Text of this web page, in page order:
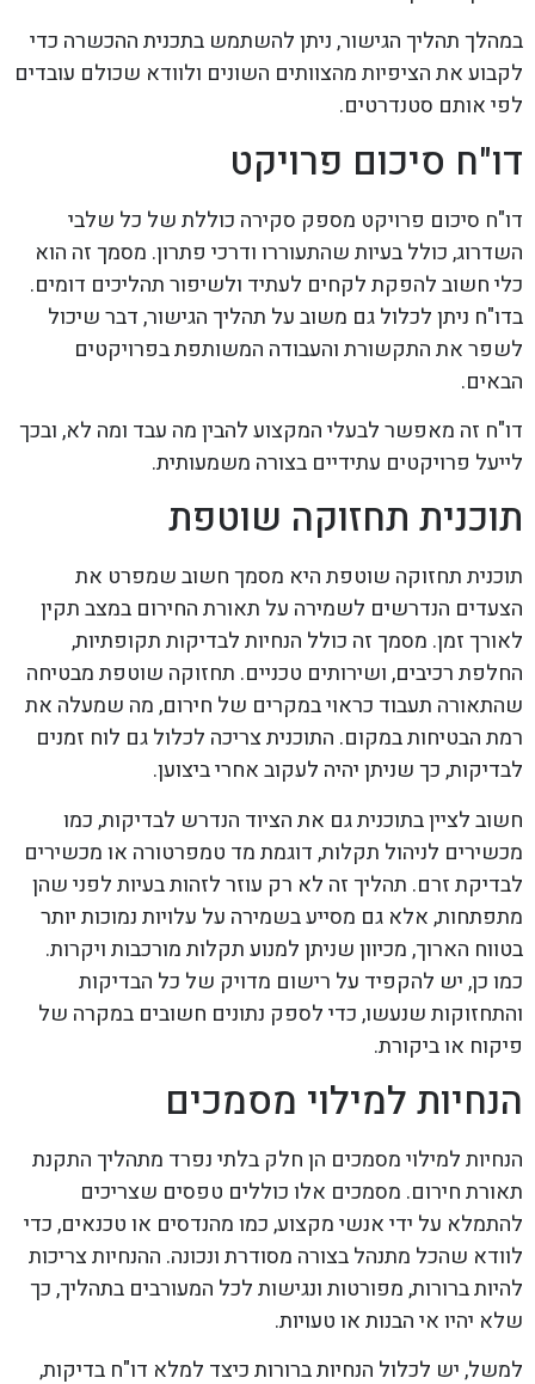
במהלך תהליך הגישור, ניתן להשתמש בתכנית ההכשרה כדי
לקבוע את הציפיות מהצוותים השונים ולוודא שכולם עובדים
לפי אותם סטנדרטים.
דו"ח סיכום פרויקט
דו"ח סיכום פרויקט מספק סקירה כוללת של כל שלבי
השדרוג, כולל בעיות שהתעוררו ודרכי פתרון. מסמך זה הוא
כלי חשוב להפקת לקחים לעתיד ולשיפור תהליכים דומים.
בדו"ח ניתן לכלול גם משוב על תהליך הגישור, דבר שיכול
לשפר את התקשורת והעבודה המשותפת בפרויקטים
הבאים.
דו"ח זה מאפשר לבעלי המקצוע להבין מה עבד ומה לא, ובכך
לייעל פרויקטים עתידיים בצורה משמעותית.
תוכנית תחזוקה שוטפת
תוכנית תחזוקה שוטפת היא מסמך חשוב שמפרט את
הצעדים הנדרשים לשמירה על תאורת החירום במצב תקין
לאורך זמן. מסמך זה כולל הנחיות לבדיקות תקופתיות,
החלפת רכיבים, ושירותים טכניים. תחזוקה שוטפת מבטיחה
שהתאורה תעבוד כראוי במקרים של חירום, מה שמעלה את
רמת הבטיחות במקום. התוכנית צריכה לכלול גם לוח זמנים
לבדיקות, כך שניתן יהיה לעקוב אחרי ביצוען.
חשוב לציין בתוכנית גם את הציוד הנדרש לבדיקות, כמו
מכשירים לניהול תקלות, דוגמת מד טמפרטורה או מכשירים
לבדיקת זרם. תהליך זה לא רק עוזר לזהות בעיות לפני שהן
מתפתחות, אלא גם מסייע בשמירה על עלויות נמוכות יותר
בטווח הארוך, מכיוון שניתן למנוע תקלות מורכבות ויקרות.
כמו כן, יש להקפיד על רישום מדויק של כל הבדיקות
והתחזוקות שנעשו, כדי לספק נתונים חשובים במקרה של
פיקוח או ביקורת.
הנחיות למילוי מסמכים
הנחיות למילוי מסמכים הן חלק בלתי נפרד מתהליך התקנת
תאורת חירום. מסמכים אלו כוללים טפסים שצריכים
להתמלא על ידי אנשי מקצוע, כמו מהנדסים או טכנאים, כדי
לוודא שהכל מתנהל בצורה מסודרת ונכונה. ההנחיות צריכות
להיות ברורות, מפורטות ונגישות לכל המעורבים בתהליך, כך
שלא יהיו אי הבנות או טעויות.
למשל, יש לכלול הנחיות ברורות כיצד למלא דו"ח בדיקות,